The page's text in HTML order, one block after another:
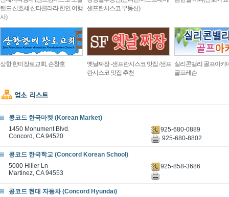
랜드 산호세 산타클라라 한인 여행
사)
샌프란시스코 부동산)
상항 한미장로교회, 손창호
옛날짜장 -샌프란시스코 맛집 /샌프
란시스코 맛집 추천
실리콘밸리 골프아카
골프레슨
콩코드 한국마켓 (Korean Market)
1450 Monument Blvd.
Concord, CA 94520
925-680-0889
925-680-8802
콩코드 한국학교 (Concord Korean School)
5000 Hiller Ln
Martinez, CA 94553
925-858-3686
콩코드 현대 자동차 (Concord Hyundai)